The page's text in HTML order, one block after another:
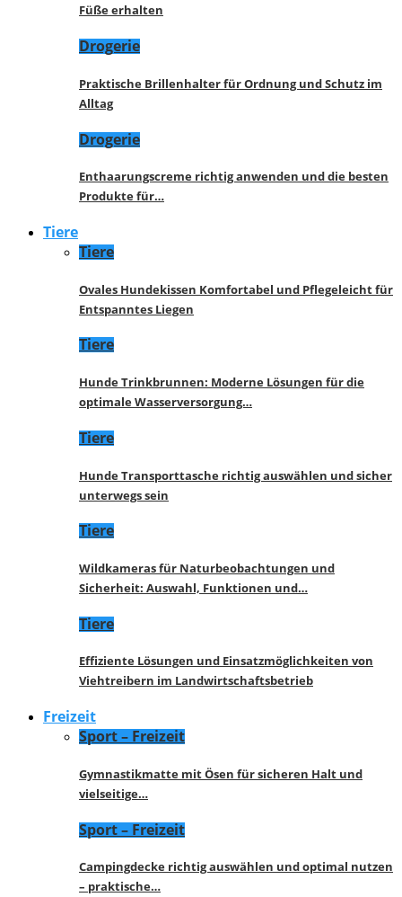
Füße erhalten
Drogerie
Praktische Brillenhalter für Ordnung und Schutz im
Alltag
Drogerie
Enthaarungscreme richtig anwenden und die besten
Produkte für…
Tiere
Tiere
Ovales Hundekissen Komfortabel und Pflegeleicht für
Entspanntes Liegen
Tiere
Hunde Trinkbrunnen: Moderne Lösungen für die
optimale Wasserversorgung…
Tiere
Hunde Transporttasche richtig auswählen und sicher
unterwegs sein
Tiere
Wildkameras für Naturbeobachtungen und
Sicherheit: Auswahl, Funktionen und…
Tiere
Effiziente Lösungen und Einsatzmöglichkeiten von
Viehtreibern im Landwirtschaftsbetrieb
Freizeit
Sport – Freizeit
Gymnastikmatte mit Ösen für sicheren Halt und
vielseitige…
Sport – Freizeit
Campingdecke richtig auswählen und optimal nutzen
– praktische…